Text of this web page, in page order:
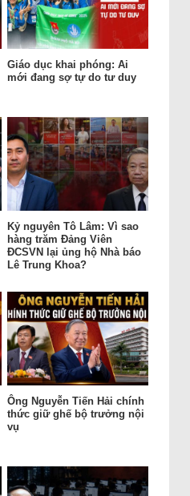
Giáo dục khai phóng: Ai
mới đang sợ tự do tư duy
Kỷ nguyên Tô Lâm: Vì sao
hàng trăm Đảng Viên
ĐCSVN lại ủng hộ Nhà báo
Lê Trung Khoa?
Ông Nguyễn Tiến Hải chính
thức giữ ghế bộ trưởng nội
vụ